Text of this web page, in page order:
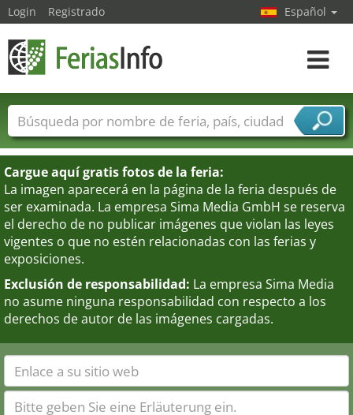
Cargue aquí gratis fotos de la feria:
La imagen aparecerá en la página de la feria después de
ser examinada. La empresa Sima Media GmbH se reserva
el derecho de no publicar imágenes que violan las leyes
vigentes o que no estén relacionadas con las ferias y
exposiciones.
Exclusión de responsabilidad: La empresa Sima Media
no asume ninguna responsabilidad con respecto a los
derechos de autor de las imágenes cargadas.
Login Registrado Español
toggle
Nombres de ferias Países
Ciudades
Sectores de ferias
Sectores de proveedor de servicios